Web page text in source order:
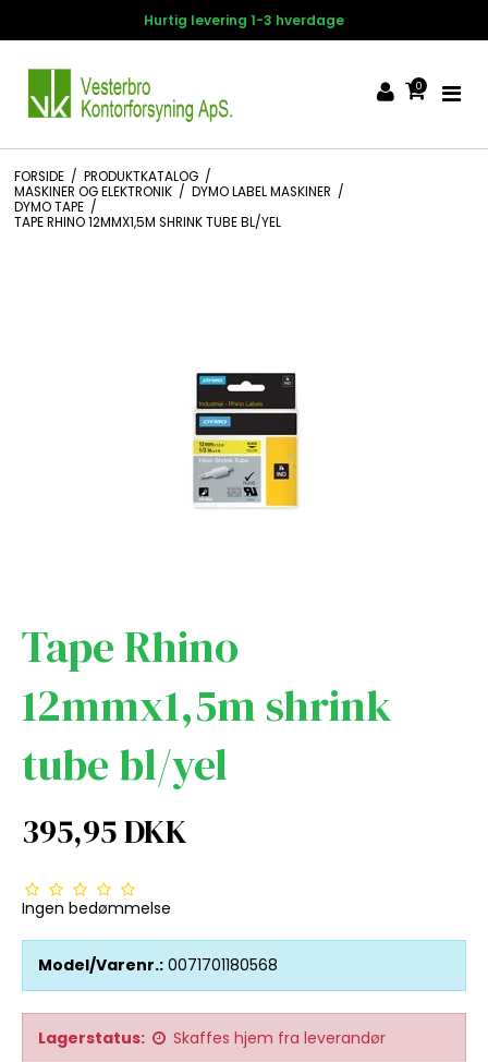
Hurtig levering 1-3 hverdage
0
FORSIDE / PRODUKTKATALOG /
MASKINER OG ELEKTRONIK / DYMO LABEL MASKINER /
DYMO TAPE /
TAPE RHINO 12MMX1,5M SHRINK TUBE BL/YEL
Tape Rhino
12mmx1,5m shrink
tube bl/yel
395,95 DKK
Ingen bedømmelse
Model/Varenr.: 0071701180568
Lagerstatus: Skaffes hjem fra leverandør